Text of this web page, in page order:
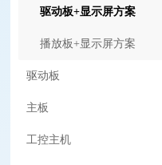
驱动板+显示屏方案
播放板+显示屏方案
驱动板
主板
工控主机